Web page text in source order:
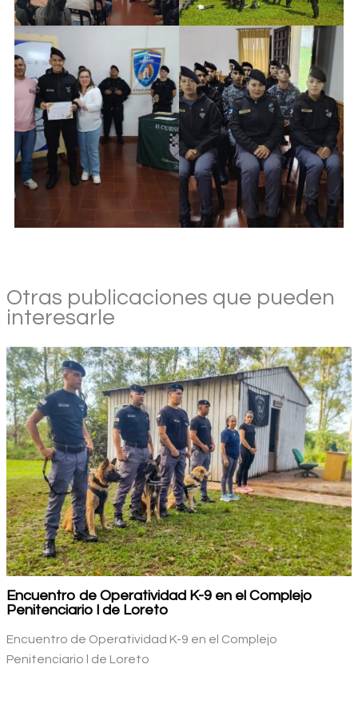
Otras publicaciones que pueden
interesarle
Encuentro de Operatividad K-9 en el Complejo
Penitenciario l de Loreto
Encuentro de Operatividad K-9 en el Complejo
Penitenciario l de Loreto